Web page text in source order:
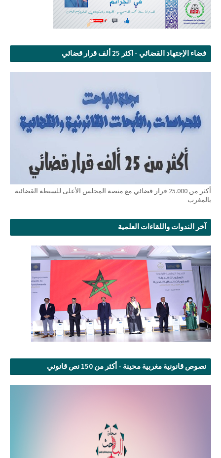
فضاء الإجتهاد القضائي - اكثر 25 ألف قرار قضائي
أكثر من 25.000 قرار قضائي مع منصة المجلس الأعلى للسبطة القضائية
بالمغرب
آخر الندوات واللقاءات العلمية
نصوص قانونية مغربية محينة - أكثر من 150 نص قانوني